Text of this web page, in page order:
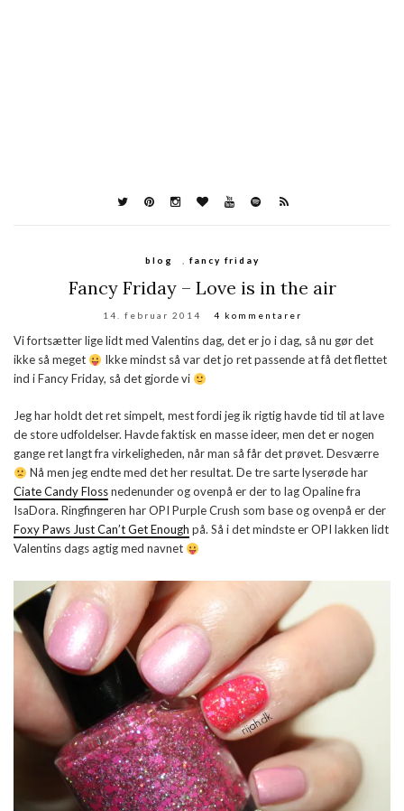
blog , fancy friday
Fancy Friday – Love is in the air
14. februar 2014 4 kommentarer
Vi fortsætter lige lidt med Valentins dag, det er jo i dag, så nu gør det
ikke så meget
Ikke mindst så var det jo ret passende at få det flettet
ind i Fancy Friday, så det gjorde vi
Jeg har holdt det ret simpelt, mest fordi jeg ik rigtig havde tid til at lave
de store udfoldelser. Havde faktisk en masse ideer, men det er nogen
gange ret langt fra virkeligheden, når man så får det prøvet. Desværre
Nå men jeg endte med det her resultat. De tre sarte lyserøde har
Ciate Candy Flossnedenunder og ovenpå er der to lag Opaline fra
IsaDora. Ringfingeren har OPI Purple Crush som base og ovenpå er der
Foxy Paws Just Can’t Get Enough på. Så i det mindste er OPI lakken lidt
Valentins dags agtig med navnet